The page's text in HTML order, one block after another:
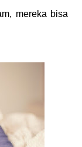
mereka bisa